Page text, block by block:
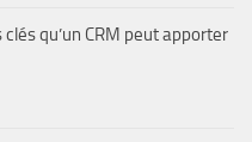
qu’un CRM peut apporter